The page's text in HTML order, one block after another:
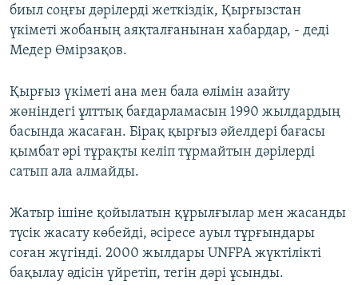
биыл соңғы дәрілерді жеткіздік, Қырғызстан
үкіметі жобаның аяқталғанынан хабардар, - деді
Медер Өмірзақов.
Қырғыз үкіметі ана мен бала өлімін азайту
жөніндегі ұлттық бағдарламасын 1990 жылдардың
басында жасаған. Бірақ қырғыз әйелдері бағасы
қымбат әрі тұрақты келіп тұрмайтын дәрілерді
сатып ала алмайды.
Жатыр ішіне қойылатын құрылғылар мен жасанды
түсік жасату көбейді, әсіресе ауыл тұрғындары
соған жүгінді. 2000 жылдары UNFPA жүктілікті
бақылау әдісін үйретіп, тегін дәрі ұсынды.